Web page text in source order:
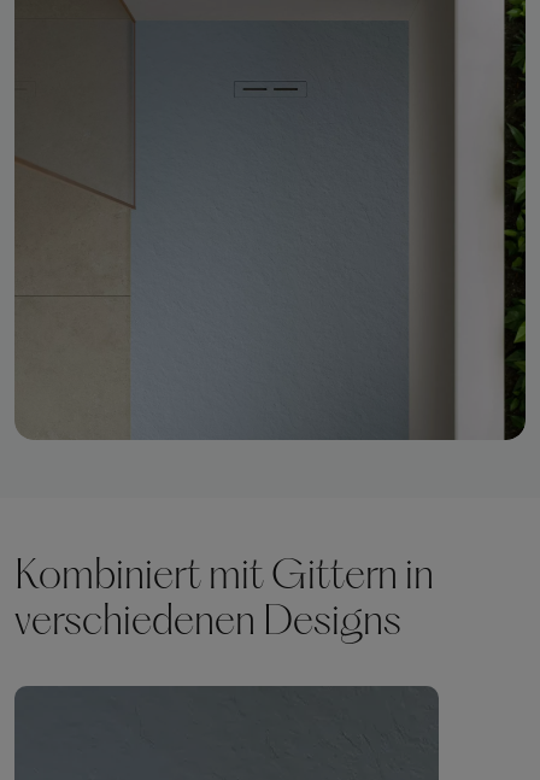
Kombiniert mit Gittern in
verschiedenen Designs